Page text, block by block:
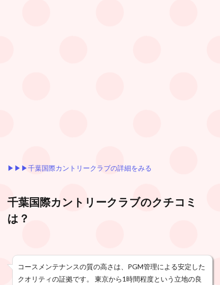
▶︎▶︎▶︎千葉国際カントリークラブの詳細をみる
千葉国際カントリークラブのクチコミ
は？
コースメンテナンスの質の高さは、PGM管理による安定した
クオリティの証拠です。 東京から1時間程度という立地の良